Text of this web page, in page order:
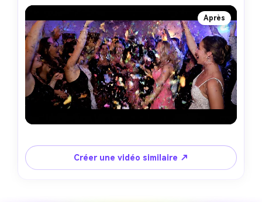
Après
Créer une vidéo similaire ↗